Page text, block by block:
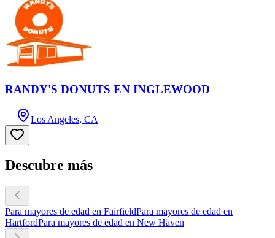
RANDY'S DONUTS EN INGLEWOOD
Los Angeles, CA
Descubre más
Para mayores de edad en FairfieldPara mayores de edad en
HartfordPara mayores de edad en New Haven